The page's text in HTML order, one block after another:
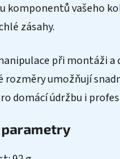
komponentů vašeho
zásahy.
při montáži
rozměry umožňují
domácí údržbu i
parametry